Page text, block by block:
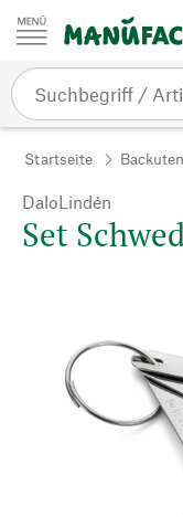
Zum Inhalt springen
Startseite
DaloLindén
Set